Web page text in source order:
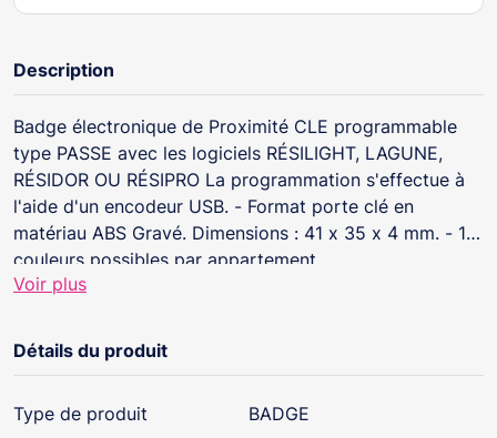
Description
Badge électronique de Proximité CLE programmable
type PASSE avec les logiciels RÉSILIGHT, LAGUNE,
RÉSIDOR OU RÉSIPRO La programmation s'effectue à
l'aide d'un encodeur USB. - Format porte clé en
matériau ABS Gravé. Dimensions : 41 x 35 x 4 mm. - 10
couleurs possibles par appartement.
Voir plus
Détails du produit
Type de produit BADGE